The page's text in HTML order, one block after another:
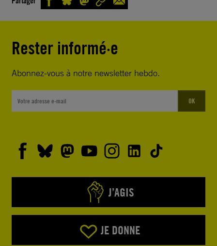
Rester informé·e
Abonnez-vous à notre newsletter hebdo.
OK
J’AGIS
JE DONNE